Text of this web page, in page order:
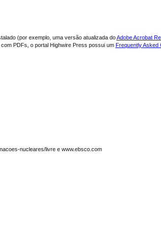
(por exemplo, uma versão atualizada doAdobe Acrobat
PDFs, o portal Highwire Press possui um Frequently Asked
nucleares/livre e www.ebsco.com